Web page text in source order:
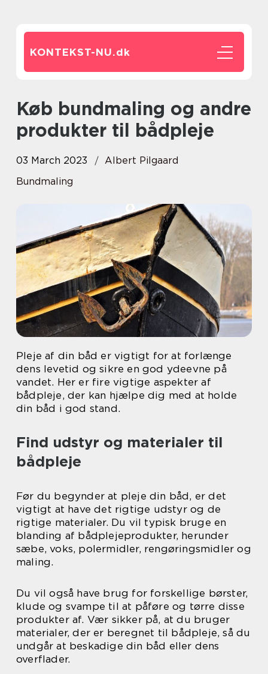
KONTEKST-NU.dk
Køb bundmaling og andre
produkter til bådpleje
03 March 2023
Albert Pilgaard
Bundmaling
Pleje af din båd er vigtigt for at forlænge
dens levetid og sikre en god ydeevne på
vandet. Her er fire vigtige aspekter af
bådpleje, der kan hjælpe dig med at holde
din båd i god stand.
Find udstyr og materialer til
bådpleje
Før du begynder at pleje din båd, er det
vigtigt at have det rigtige udstyr og de
rigtige materialer. Du vil typisk bruge en
blanding af bådplejeprodukter, herunder
sæbe, voks, polermidler, rengøringsmidler og
maling.
Du vil også have brug for forskellige børster,
klude og svampe til at påføre og tørre disse
produkter af. Vær sikker på, at du bruger
materialer, der er beregnet til bådpleje, så du
undgår at beskadige din båd eller dens
overflader.